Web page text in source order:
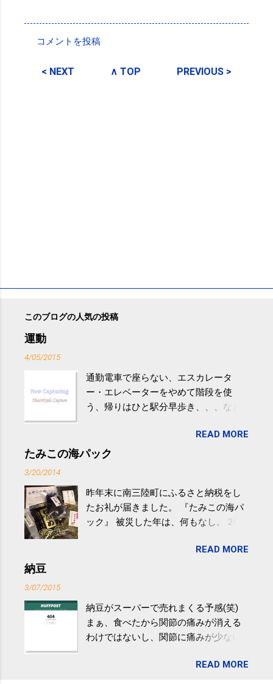
メ
コメントを投稿
< NEXT ∧ TOP PREVIOUS >
このブログの人気の投稿
運動
4/05/2015
通勤電車で座らない、エスカレータ
ー・エレベーターをやめて階段を使
う、帰りはひと駅分早歩き、、、など
やすい。 スポーツウェア・シューズで
するものだけが運動ではない。 食べ
けると改善する、との結果を筑波大の
研究チームが発表した。改善が期待で
きるのは、過度の飲酒が原因ではない
減らなくても効果があるという。 正田
波大「減量しなくても効果」 - ニュー
ス - アピタル（医療・健康）
READ MORE
たみこの海パック
3/20/2014
昨年末に南三陸町にふるさと納税をし
たお礼が届きました。 『たみこの海パ
ック』 被災した年は、何もなし。 2年
が『たみこの海パック』。 ボランティ
全く考えていなかったので、貰えると
少しづつ復興してる感が伝わってきて
嬉しいです。 あと、ふるさと納税が節
ですが、節税になるほど稼げていない
READ MORE
納豆
3/07/2015
納豆がスーパーで売れまくる予感(笑)
まぁ、食べたから関節の痛みが消える
わけではないし、関節に痛みが少ない
ど。。 「関節の老化」は、「コンドロ
READ MORE